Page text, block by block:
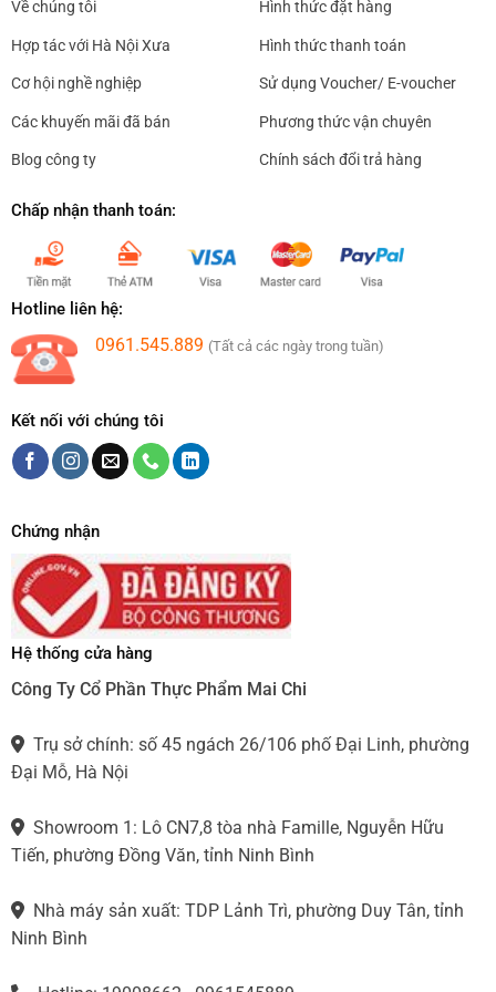
Về chúng tôi
Hợp tác với Hà Nội Xưa
Cơ hội nghề nghiệp
Các khuyến mãi đã bán
Blog công ty
Hình thức đặt hàng
Hình thức thanh toán
Sử dụng Voucher/ E-voucher
Phương thức vận chuyên
Chính sách đổi trả hàng
Chấp nhận thanh toán:
Hotline liên hệ:
0961.545.889 (Tất cả các ngày trong tuần)
Kết nối với chúng tôi
Chứng nhận
Hệ thống cửa hàng
Công Ty Cổ Phần Thực Phẩm Mai Chi
Trụ sở chính: số 45 ngách 26/106 phố Đại Linh, phường
Đại Mỗ, Hà Nội
Showroom 1: Lô CN7,8 tòa nhà Famille, Nguyễn Hữu
Tiến, phường Đồng Văn, tỉnh Ninh Bình
Nhà máy sản xuất: TDP Lảnh Trì, phường Duy Tân, tỉnh
Ninh Bình